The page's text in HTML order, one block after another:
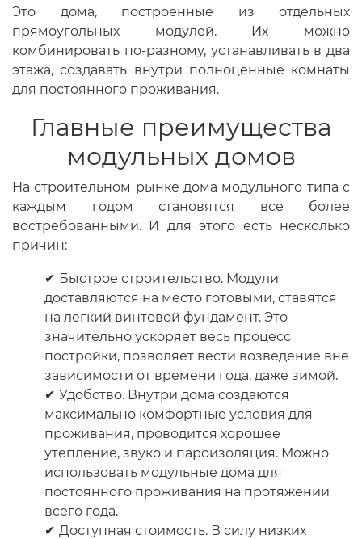
Это дома, построенные из отдельных
прямоугольных модулей. Их можно
комбинировать по-разному, устанавливать в два
этажа, создавать внутри полноценные комнаты
для постоянного проживания.
Главные преимущества
модульных домов
На строительном рынке дома модульного типа с
каждым годом становятся все более
востребованными. И для этого есть несколько
причин:
Быстрое строительство. Модули
доставляются на место готовыми, ставятся
на легкий винтовой фундамент. Это
значительно ускоряет весь процесс
постройки, позволяет вести возведение вне
зависимости от времени года, даже зимой.
Удобство. Внутри дома создаются
максимально комфортные условия для
проживания, проводится хорошее
утепление, звуко и пароизоляция. Можно
использовать модульные дома для
постоянного проживания на протяжении
всего года.
Доступная стоимость. В силу низких